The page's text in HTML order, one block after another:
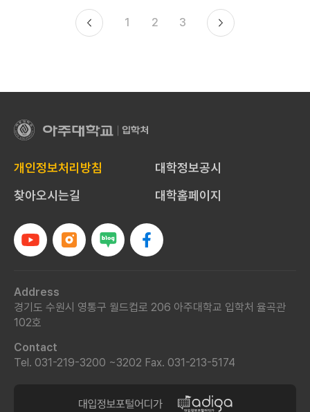
1 2 3
아
주
학
교
입
처
개인정보처리방침
대학정보공시
찾아오시는길
대학홈페이지
Address
경기도 수원시 영통구 월드컵로 206 아주대학교 입학처 율곡관
102호
Contact
Tel. 031-219-3200 ~3202 Fax. 031-213-5174